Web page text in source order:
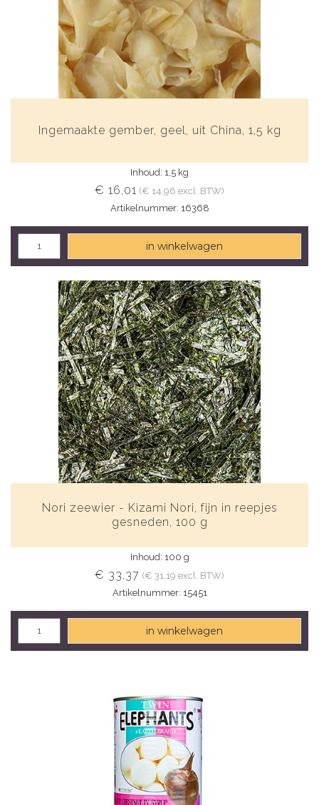
Ingemaakte gember, geel, uit China, 1,5 kg
Inhoud: 1,5 kg
€ 16,01 (€ 14,96 excl. BTW)
Artikelnummer: 16368
in winkelwagen
Nori zeewier - Kizami Nori, fijn in reepjes
gesneden, 100 g
Inhoud: 100 g
€ 33,37 (€ 31,19 excl. BTW)
Artikelnummer: 15451
in winkelwagen